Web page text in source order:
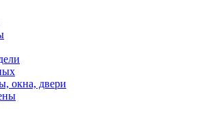
окна, двери